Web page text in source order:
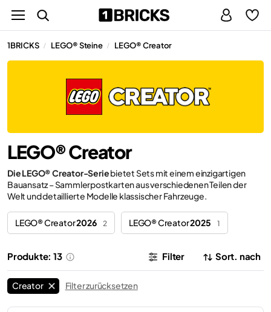
1BRICKS / LEGO® Steine / LEGO® Creator
LEGO® Creator
Die LEGO® Creator-Seriebietet Sets mit einem einzigartigen
Bauansatz – Sammlerpostkarten aus verschiedenen Teilen der
Welt und detaillierte Modelle klassischer Fahrzeuge.
LEGO® Creator2026 2 LEGO® Creator2025 1
Produkte: 13 Filter Sort. nach
Creator Filter zurücksetzen